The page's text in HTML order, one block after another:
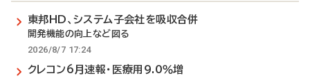
東邦HD、システム子会社を吸収合併
開発機能の向上など図る
2026/8/7 17:24
クレコン6月速報・医療用9.0％増